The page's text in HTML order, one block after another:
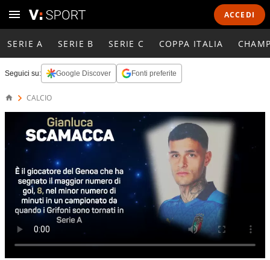
ACCEDI
SERIE A SERIE B SERIE C COPPA ITALIA
Seguici su: Google Discover Fonti preferite
CALCIO